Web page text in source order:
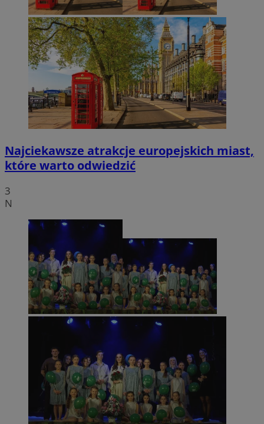
Najciekawsze atrakcje europejskich miast,
które warto odwiedzić
3
N